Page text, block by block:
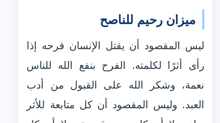
ميزان رحيم للناصح
ليس المقصود أن يقتل الإنسان فرحه إذا
رأى أثرًا لكلمته. الفرح بنفع الله للناس
نعمة، وشكر الله على القبول من أدب
العبد. وليس المقصود أن كل متابعة للأثر